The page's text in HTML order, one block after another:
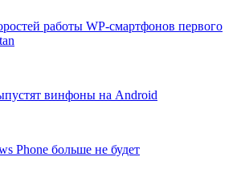
работы WP-смартфонов первого
винфоны на Android
Phone больше не будет